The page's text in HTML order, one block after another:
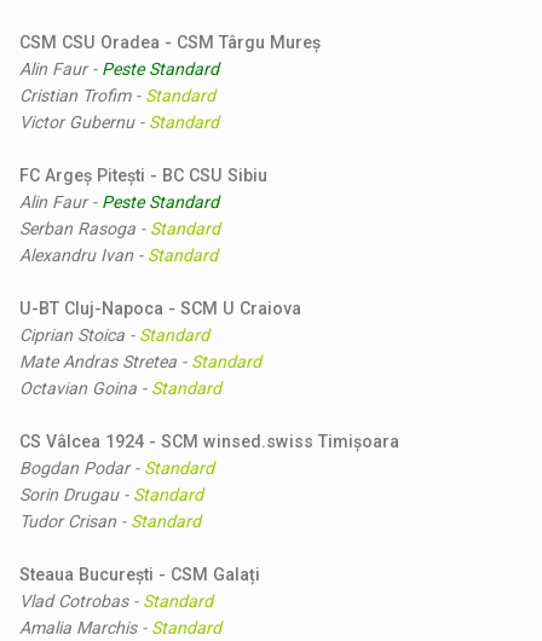
CSM CSU Oradea - CSM Târgu Mureș
Alin Faur- Peste Standard
Cristian Trofim- Standard
Victor Gubernu- Standard
FC Argeș Pitești - BC CSU Sibiu
Alin Faur- Peste Standard
Serban Rasoga - Standard
Alexandru Ivan - Standard
U-BT Cluj-Napoca - SCM U Craiova
Ciprian Stoica - Standard
Mate Andras Stretea - Standard
Octavian Goina - Standard
CS Vâlcea 1924 - SCM winsed.swiss Timișoara
Bogdan Podar- Standard
Sorin Drugau- Standard
Tudor Crisan - Standard
Steaua București - CSM Galați
Vlad Cotrobas- Standard
Amalia Marchis- Standard